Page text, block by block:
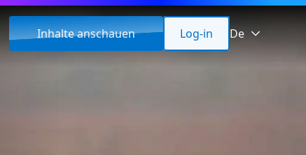
Inhalte anschauen Log-in De